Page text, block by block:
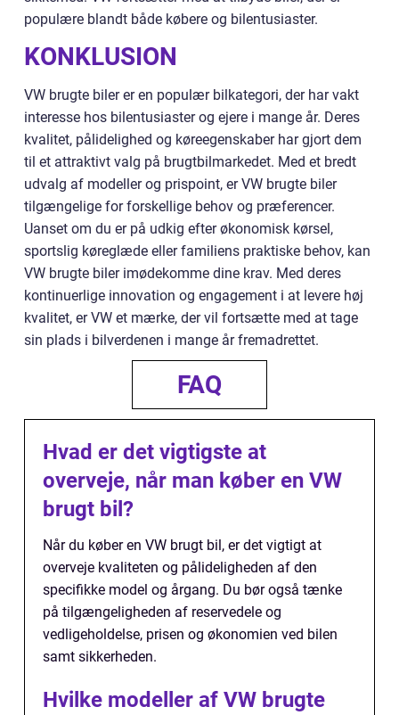
populære blandt både købere og bilentusiaster.
KONKLUSION
VW brugte biler er en populær bilkategori, der har vakt
interesse hos bilentusiaster og ejere i mange år. Deres
kvalitet, pålidelighed og køreegenskaber har gjort dem
til et attraktivt valg på brugtbilmarkedet. Med et bredt
udvalg af modeller og prispoint, er VW brugte biler
tilgængelige for forskellige behov og præferencer.
Uanset om du er på udkig efter økonomisk kørsel,
sportslig køreglæde eller familiens praktiske behov, kan
VW brugte biler imødekomme dine krav. Med deres
kontinuerlige innovation og engagement i at levere høj
kvalitet, er VW et mærke, der vil fortsætte med at tage
sin plads i bilverdenen i mange år fremadrettet.
FAQ
Hvad er det vigtigste at
overveje, når man køber en VW
brugt bil?
Når du køber en VW brugt bil, er det vigtigt at
overveje kvaliteten og pålideligheden af den
specifikke model og årgang. Du bør også tænke
på tilgængeligheden af reservedele og
vedligeholdelse, prisen og økonomien ved bilen
samt sikkerheden.
Hvilke modeller af VW brugte